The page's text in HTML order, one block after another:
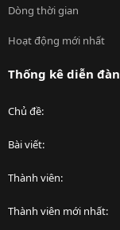
Dòng thời gian
Hoạt động mới nhất
Thống kê diễn đàn
Chủ đề
Bài viết
Thành viên
Thành viên mới nhất